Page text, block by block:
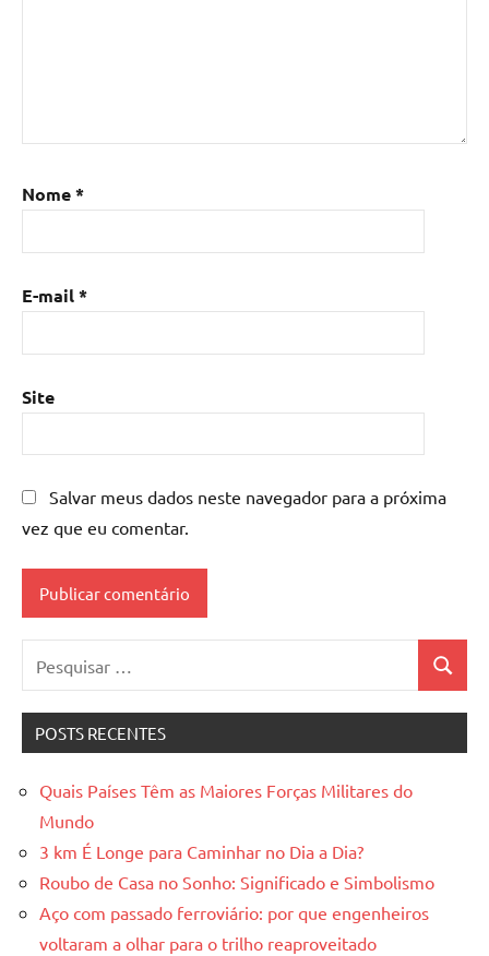
Nome*
E-mail*
Site
Salvar meus dados neste navegador para a próxima
vez que eu comentar.
por:
POSTS RECENTES
Quais Países Têm as Maiores Forças Militares do
Mundo
3 km É Longe para Caminhar no Dia a Dia?
Roubo de Casa no Sonho: Significado e Simbolismo
Aço com passado ferroviário: por que engenheiros
voltaram a olhar para o trilho reaproveitado